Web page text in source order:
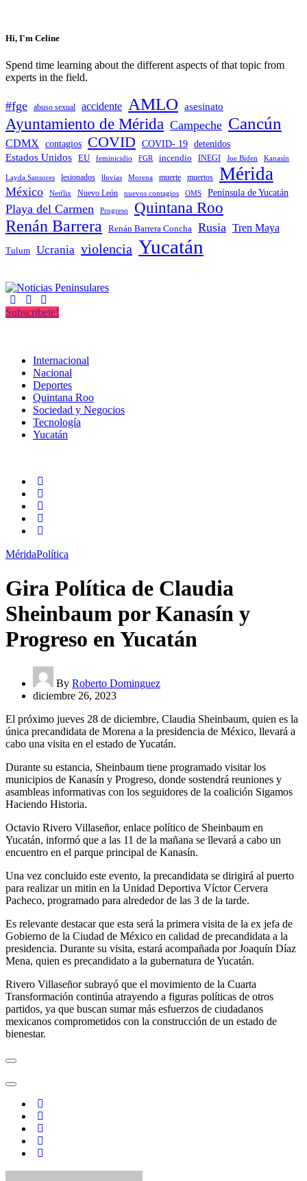
Hi, I'm Celine
Spend time learning about the different aspects of that topic from
experts in the field.
#fge abuso sexual accidente AMLO asesinato
Ayuntamiento de Mérida Campeche Cancún
CDMX contagios COVID COVID- 19 detenidos
Estados Unidos EU feminicidio FGR incendio INEGI Joe Biden Kanasín
Layda Sansores lesionados lluvias Morena muerte muertos Mérida
México Netflix Nuevo León nuevos contagios OMS Península de Yucatán
Playa del Carmen Progreso Quintana Roo
Renán Barrera Renán Barrera Concha Rusia Tren Maya
Tulum Ucrania violencia Yucatán
Subscribete!
Internacional
Nacional
Deportes
Quintana Roo
Sociedad y Negocios
Tecnología
Yucatán
MéridaPolítica
Gira Política de Claudia
Sheinbaum por Kanasín y
Progreso en Yucatán
By Roberto Dominguez
diciembre 26, 2023
El próximo jueves 28 de diciembre, Claudia Sheinbaum, quien es la
única precandidata de Morena a la presidencia de México, llevará a
cabo una visita en el estado de Yucatán.
Durante su estancia, Sheinbaum tiene programado visitar los
municipios de Kanasín y Progreso, donde sostendrá reuniones y
asambleas informativas con los seguidores de la coalición Sigamos
Haciendo Historia.
Octavio Rivero Villaseñor, enlace político de Sheinbaum en
Yucatán, informó que a las 11 de la mañana se llevará a cabo un
encuentro en el parque principal de Kanasín.
Una vez concluido este evento, la precandidata se dirigirá al puerto
para realizar un mitin en la Unidad Deportiva Víctor Cervera
Pacheco, programado para alrededor de las 3 de la tarde.
Es relevante destacar que esta será la primera visita de la ex jefa de
Gobierno de la Ciudad de México en calidad de precandidata a la
presidencia. Durante su visita, estará acompañada por Joaquín Díaz
Mena, quien es precandidato a la gubernatura de Yucatán.
Rivero Villaseñor subrayó que el movimiento de la Cuarta
Transformación continúa atrayendo a figuras políticas de otros
partidos, ya que buscan sumar más esfuerzos de ciudadanos
mexicanos comprometidos con la construcción de un estado de
bienestar.